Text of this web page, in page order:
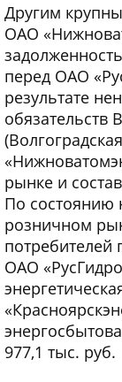
Другим
ОАО
перед ОАО
результате
рынке и
По состоянию
розничном
ОАО
977,1 тыс. руб.